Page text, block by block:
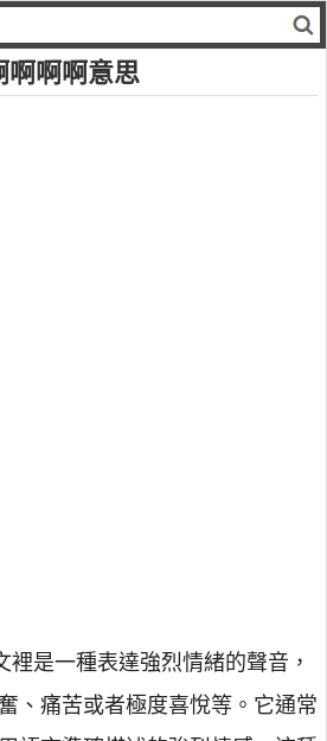
啊啊啊意思
裡是一種表達強烈情緒的聲音，
、痛苦或者極度喜悅等。它通常